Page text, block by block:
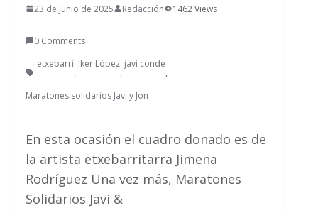
23 de junio de 2025 Redacción 1462 Views
0 Comments
etxebarri
,
Iker López
,
javi conde
,
Maratones solidarios Javi y Jon
En esta ocasión el cuadro donado es de
la artista etxebarritarra Jimena
Rodríguez Una vez más, Maratones
Solidarios Javi &